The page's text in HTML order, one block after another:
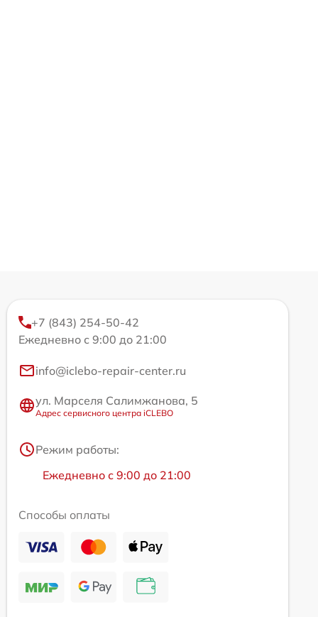
+7 (843) 254-50-42
Ежедневно с 9:00 до 21:00
info@iclebo-repair-center.ru
ул. Марселя Салимжанова, 5
Адрес сервисного центра iCLEBO
Режим работы:
Ежедневно с 9:00 до 21:00
Способы оплаты